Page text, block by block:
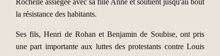
la résistance des habitants.
Ses fils, Henri de Rohan et Benjamin de Soubise, ont pris
une part importante aux luttes des protestants contre Louis